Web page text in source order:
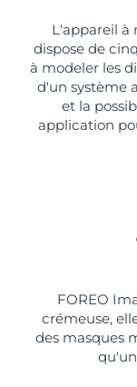
L'appareil à
dispose de
à modeler les
d'un système
et la
application
FOREO
crémeuse,
des masques